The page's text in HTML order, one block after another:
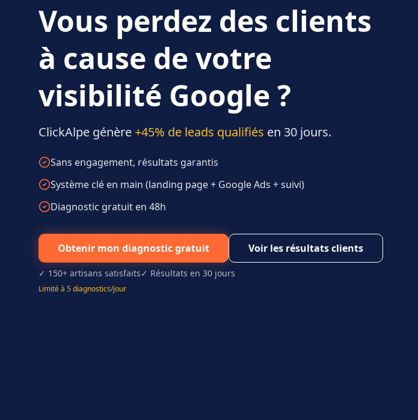
Vous perdez des clients
à cause de votre
visibilité Google ?
ClickAlpe génère +45% de leads qualifiés en 30 jours.
Sans engagement, résultats garantis
Système clé en main (landing page + Google Ads + suivi)
Diagnostic gratuit en 48h
Obtenir mon diagnostic gratuit Voir les résultats clients
✓ 150+ artisans satisfaits✓ Résultats en 30 jours
Limité à 5 diagnostics/jour